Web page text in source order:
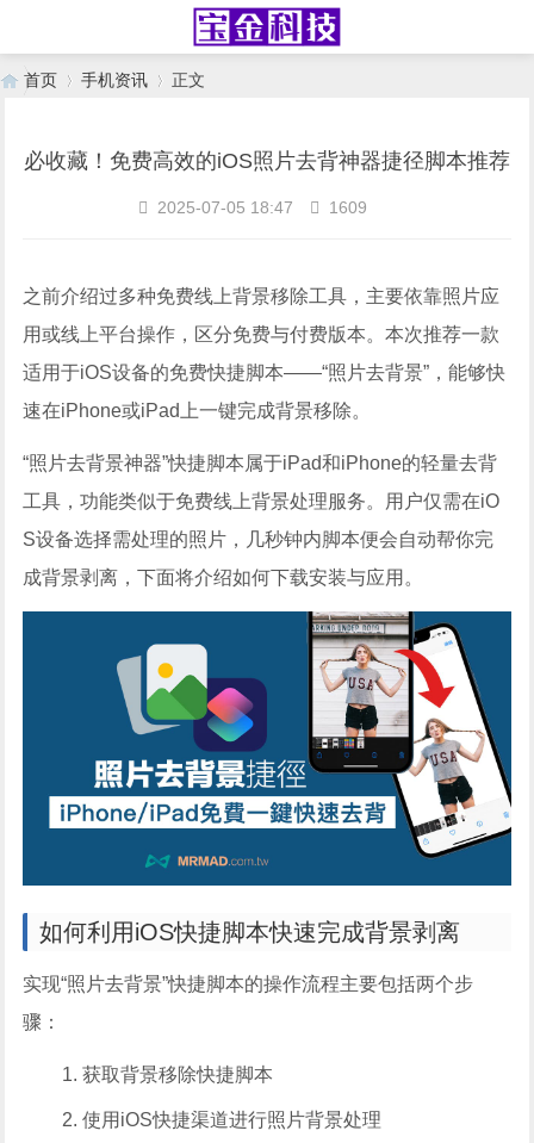
首页 手机资讯 正文
必收藏！免费高效的iOS照片去背神器捷径脚本推荐
2025-07-05 18:47 1609
之前介绍过多种免费线上背景移除工具，主要依靠照片应
用或线上平台操作，区分免费与付费版本。本次推荐一款
适用于iOS设备的免费快捷脚本——“照片去背景”，能够快
速在iPhone或iPad上一键完成背景移除。
“照片去背景神器”快捷脚本属于iPad和iPhone的轻量去背
工具，功能类似于免费线上背景处理服务。用户仅需在iO
S设备选择需处理的照片，几秒钟内脚本便会自动帮你完
成背景剥离，下面将介绍如何下载安装与应用。
如何利用iOS快捷脚本快速完成背景剥离
实现“照片去背景”快捷脚本的操作流程主要包括两个步
骤：
获取背景移除快捷脚本
使用iOS快捷渠道进行照片背景处理